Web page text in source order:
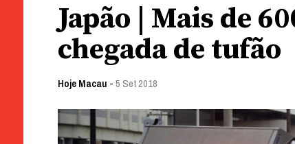
Japão | Mais de
chegada de tufão
Hoje Macau -5 Set 2018